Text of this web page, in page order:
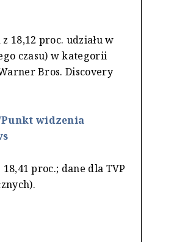
18,12 proc. udziału w
czasu) w kategorii
Bros. Discovery
widzenia
proc.; dane dla TVP